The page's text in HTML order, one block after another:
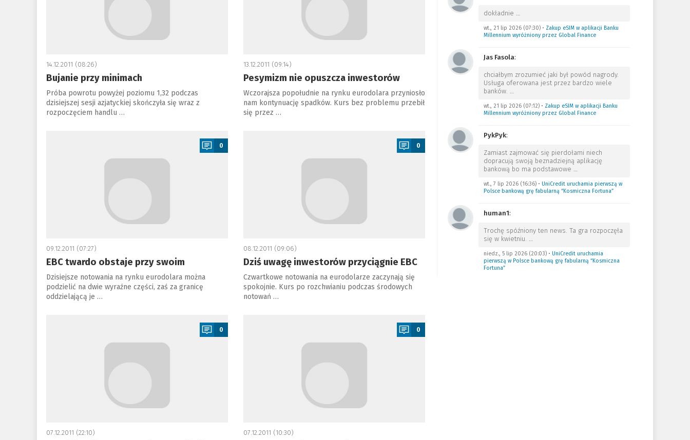
14.12.2011 (08:26)
Bujanie przy minimach
Próba powrotu powyżej poziomu 1,32 podczas
dzisiejszej sesji azjatyckiej skończyła się wraz z
rozpoczęciem handlu …
13.12.2011 (09:14)
Pesymizm nie opuszcza inwestorów
Wczorajsza popołudnie na rynku eurodolara przyniosło
nam kontynuację spadków. Kurs bez problemu przebił
się przez …
0
09.12.2011 (07:27)
EBC twardo obstaje przy swoim
Dzisiejsze notowania na rynku eurodolara można
podzielić na dwie wyraźne części, zaś za granicę
oddzielającą je …
0
08.12.2011 (09:06)
Dziś uwagę inwestorów przyciągnie EBC
Czwartkowe notowania na eurodolarze zaczynają się
spokojnie. Kurs po rozchwianiu podczas środowych
notowań …
0
07.12.2011 (22:10)
0
07.12.2011 (10:30)
dokładnie …
wt., 21 lip 2026 (07:30)• Zakup eSIM w aplikacji Banku
Millennium wyróżniony przez Global Finance
Jas Fasola:
chciałbym zrozumieć jaki był powód nagrody.
Usługa oferowana jest przez bardzo wiele
banków. …
wt., 21 lip 2026 (07:12)• Zakup eSIM w aplikacji Banku
Millennium wyróżniony przez Global Finance
PykPyk:
Zamiast zajmować się pierdołami niech
dopracują swoją beznadziejną aplikację
bankową bo ma podstawowe …
wt., 7 lip 2026 (16:36)• UniCredit uruchamia pierwszą w
Polsce bankową grę fabularną “Kosmiczna Fortuna”
human1:
Trochę spóźniony ten news. Ta gra rozpoczęła
się w kwietniu. …
niedz., 5 lip 2026 (20:03)• UniCredit uruchamia
pierwszą w Polsce bankową grę fabularną “Kosmiczna
Fortuna”